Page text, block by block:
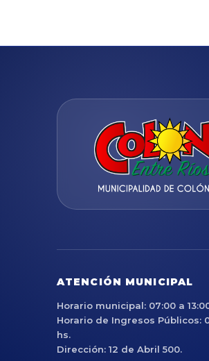
ATENCIÓN MUNICIPAL
Horario municipal: 07:00 a
Horario de Ingresos Públicos:
hs.
Dirección: 12 de Abril 500.